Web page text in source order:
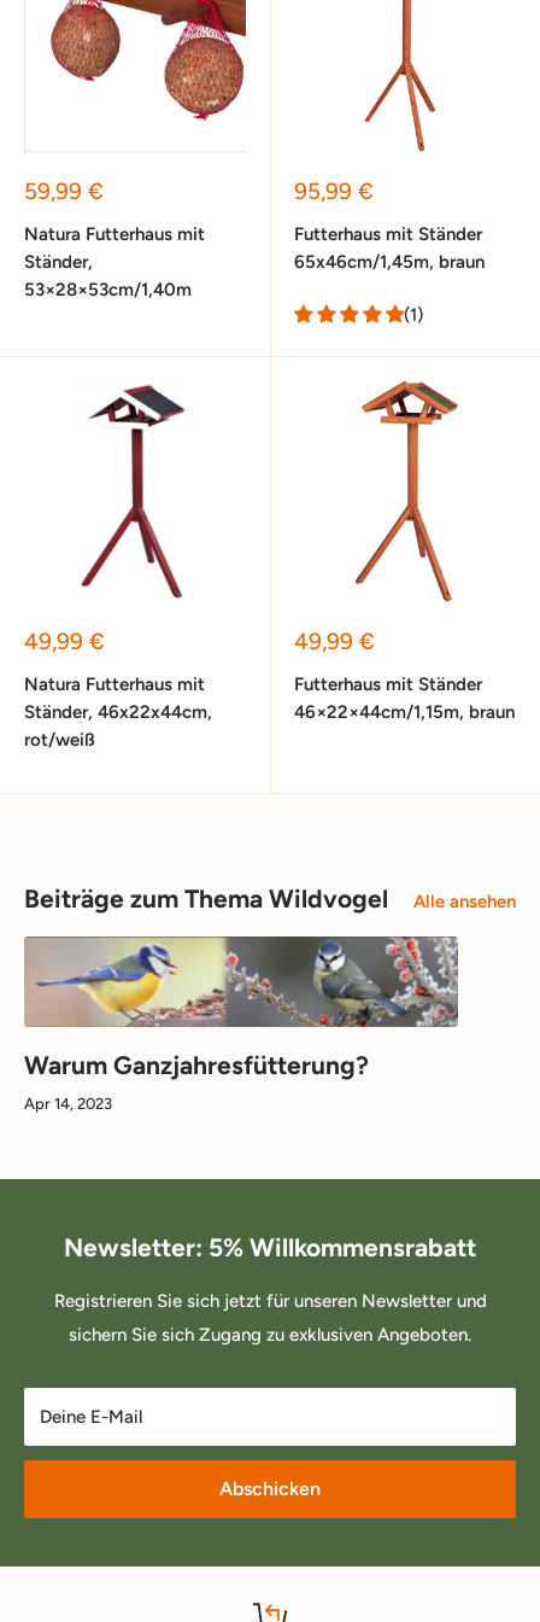
Sonderpreis
59,99 €
Natura Futterhaus mit
Ständer,
53×28×53cm/1,40m
Sonderpreis
95,99 €
Futterhaus mit Ständer
65x46cm/1,45m, braun
(1)
Sonderpreis
49,99 €
Natura Futterhaus mit
Ständer, 46x22x44cm,
rot/weiß
Sonderpreis
49,99 €
Futterhaus mit Ständer
46×22×44cm/1,15m, braun
Beiträge zum Thema Wildvogel Alle ansehen
Warum Ganzjahresfütterung?
Apr 14, 2023
Newsletter: 5% Willkommensrabatt
Registrieren Sie sich jetzt für unseren Newsletter und
sichern Sie sich Zugang zu exklusiven Angeboten.
Deine E-Mail
Abschicken